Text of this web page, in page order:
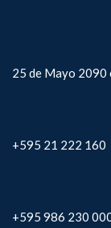
25 de Mayo 2090
+595 21 222 160
+595 986 230